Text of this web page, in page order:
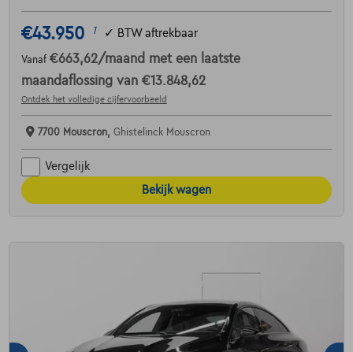
€43.950 1 ✓ BTW aftrekbaar
Vanaf €663,62/maand met een laatste
maandaflossing van €13.848,62
Ontdek het volledige cijfervoorbeeld
7700 Mouscron, Ghistelinck Mouscron
Vergelijk
Bekijk wagen